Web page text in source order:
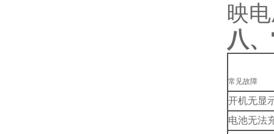
映
八
常见故障
开机无显
电池无法